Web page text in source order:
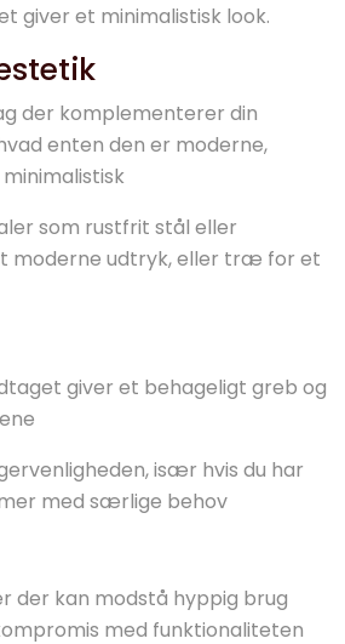
giver et minimalistisk look.
der komplementerer din
enten den er moderne,
som rustfrit stål eller
moderne udtryk, eller træ for et
giver et behageligt greb og
især hvis du har
med særlige behov
der kan modstå hyppig brug
med funktionaliteten